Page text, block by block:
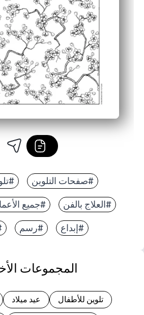
#صفحات التلوين
#العلاج بالفن #جميع
#إبداع #رسم
المجموعات
تلوين للأطفال عيد ميلاد